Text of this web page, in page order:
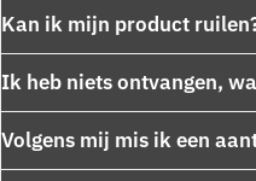
Kan ik mijn product
Ik heb niets ontvangen,
Volgens mij mis ik een